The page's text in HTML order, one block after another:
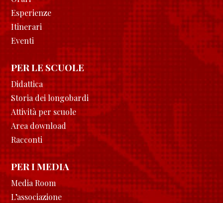
Esperienze
Itinerari
Eventi
PER LE SCUOLE
Didattica
Storia dei longobardi
Attività per scuole
Area download
Racconti
PER I MEDIA
Media Room
L’associazione